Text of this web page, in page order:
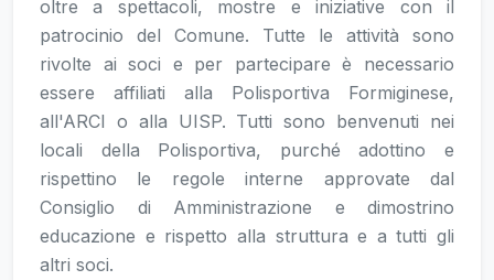
oltre a spettacoli, mostre e iniziative con il
patrocinio del Comune. Tutte le attività sono
rivolte ai soci e per partecipare è necessario
essere affiliati alla Polisportiva Formiginese,
all'ARCI o alla UISP. Tutti sono benvenuti nei
locali della Polisportiva, purché adottino e
rispettino le regole interne approvate dal
Consiglio di Amministrazione e dimostrino
educazione e rispetto alla struttura e a tutti gli
altri soci.